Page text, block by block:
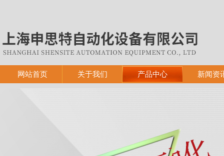
网站首页 关于我们 产品中心 新闻资